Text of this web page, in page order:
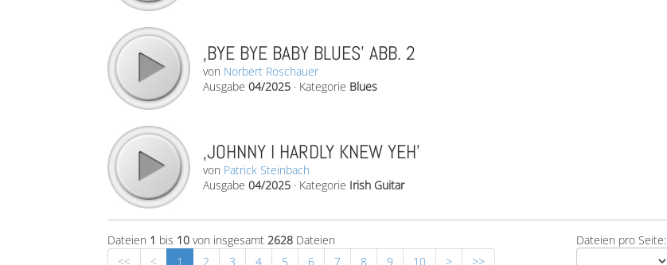
‚BYE BYE BABY BLUES’ ABB. 2
von Norbert Roschauer
Ausgabe 04/2025 · Kategorie Blues
‚JOHNNY I HARDLY KNEW YEH’
von Patrick Steinbach
Ausgabe 04/2025 · Kategorie Irish Guitar
Dateien pro Seite:
Dateien 1 bis 10 von insgesamt 2628 Dateien
<<
< 1 2 3 4 5 6 7 8 9 10 > >>